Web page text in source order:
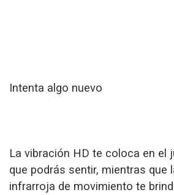
Intenta algo nuevo
La vibración HD te coloca en el
que podrás sentir, mientras que
infrarroja de movimiento te